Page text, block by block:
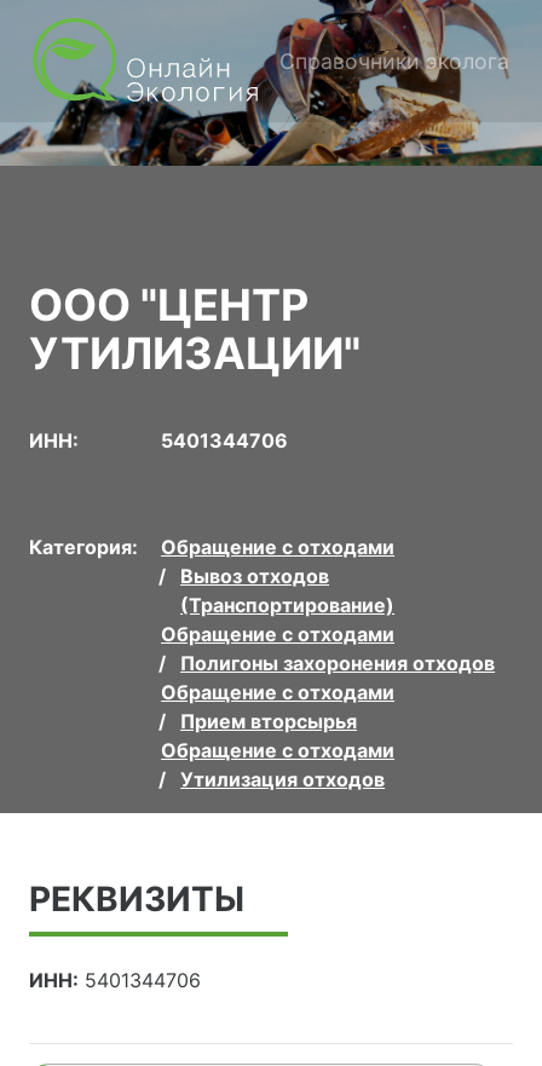
Справочники эколога
ООО "ЦЕНТР
УТИЛИЗАЦИИ"
ИНН: 5401344706
Категория:
Обращение с отходами
Вывоз отходов
(Транспортирование)
Обращение с отходами
Полигоны захоронения отходов
Обращение с отходами
Прием вторсырья
Обращение с отходами
Утилизация отходов
РЕКВИЗИТЫ
ИНН: 5401344706